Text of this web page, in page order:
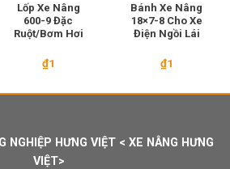
Lốp Xe Nâng
600-9 Đặc
Ruột/Bơm Hơi
₫1
Bánh Xe Nâng
18×7-8 Cho Xe
Điện Ngồi Lái
₫1
NGHIỆP HƯNG VIỆT < XE NÂNG HƯNG
VIỆT>